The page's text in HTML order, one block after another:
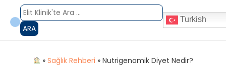
ARA
Turkish
»Sağlık Rehberi »Nutrigenomik Diyet Nedir?